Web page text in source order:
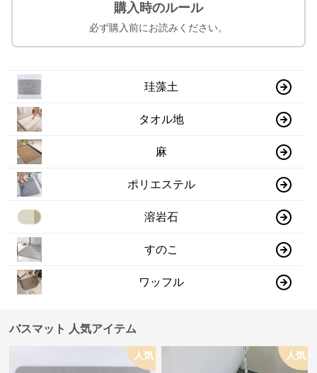
購入時のルール
必ず購入前にお読みください。
珪藻土
タオル地
麻
ポリエステル
溶岩石
すのこ
ワッフル
バスマット 人気アイテム
人気 人気